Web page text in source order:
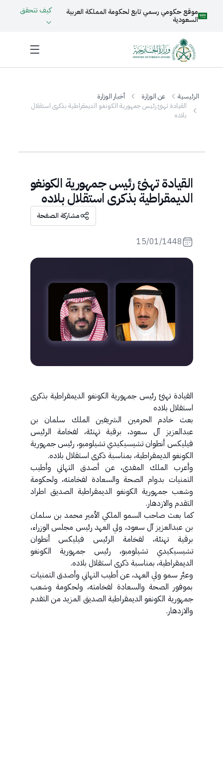
موقع حكومي رسمي تابع لحكومة المملكة العربية
السعودية
كيف تتحقق
الرئيسية عن الوزارة
أخبار الوزارة
القيادة تهنئ رئيس جمهورية الكونغو الديمقراطية بذكرى استقلال
بلاده
القيادة تهنئ رئيس جمهورية الكونغو
الديمقراطية بذكرى استقلال بلاده
مشاركة الصفحة
15/01/1448
القيادة تهنئ رئيس جمهورية الكونغو الديمقراطية بذكرى
استقلال بلاده
بعث خادم الحرمين الشريفين الملك سلمان بن
عبدالعزيز آل سعود، برقية تهنئة، لفخامة الرئيس
فيليكس أنطوان تشيسيكيدي تشيلومبو، رئيس جمهورية
الكونغو الديمقراطية، بمناسبة ذكرى استقلال بلاده.
وأعرب الملك المفدى، عن أصدق التهاني وأطيب
التمنيات بدوام الصحة والسعادة لفخامته، ولحكومة
وشعب جمهورية الكونغو الديمقراطية الصديق اطراد
التقدم والازدهار.
كما بعث صاحب السمو الملكي الأمير محمد بن سلمان
بن عبدالعزيز آل سعود، ولي العهد رئيس مجلس الوزراء،
برقية تهنئة، لفخامة الرئيس فيليكس أنطوان
تشيسيكيدي تشيلومبو، رئيس جمهورية الكونغو
الديمقراطية، بمناسبة ذكرى استقلال بلاده.
وعبَّر سمو ولي العهد، عن أطيب التهاني وأصدق التمنيات
بموفور الصحة والسعادة لفخامته، ولحكومة وشعب
جمهورية الكونغو الديمقراطية الصديق المزيد من التقدم
والازدهار.